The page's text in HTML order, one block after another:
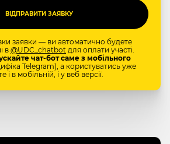
заявки — ви автоматично будете
в @UDC_chatbot для оплати участі.
чат-бот саме з мобільного
Telegram), а користуватись уже
і в мобільній, і у веб версії.